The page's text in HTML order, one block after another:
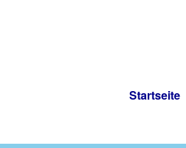
Startseite